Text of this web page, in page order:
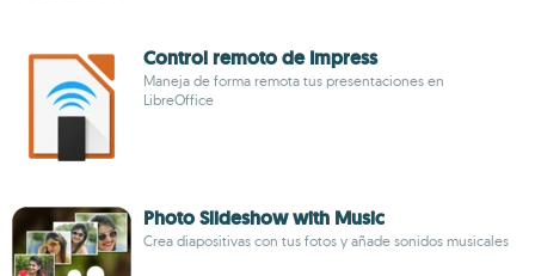
Control remoto de Impress
Maneja de forma remota tus presentaciones en
LibreOffice
Photo Slideshow with Music
Crea diapositivas con tus fotos y añade sonidos musicales